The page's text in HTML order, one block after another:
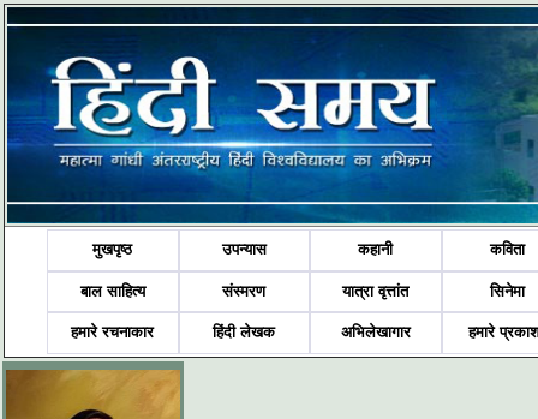
मुखपृष्ठ उपन्यास कहानी कविता
बाल साहित्य संस्मरण यात्रा वृत्तांत सिनेमा
हमारे रचनाकार हिंदी लेखक अभिलेखागार हमारे